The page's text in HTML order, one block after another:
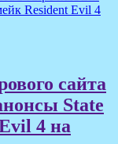
Resident Evil 4
сайта
State
4 на